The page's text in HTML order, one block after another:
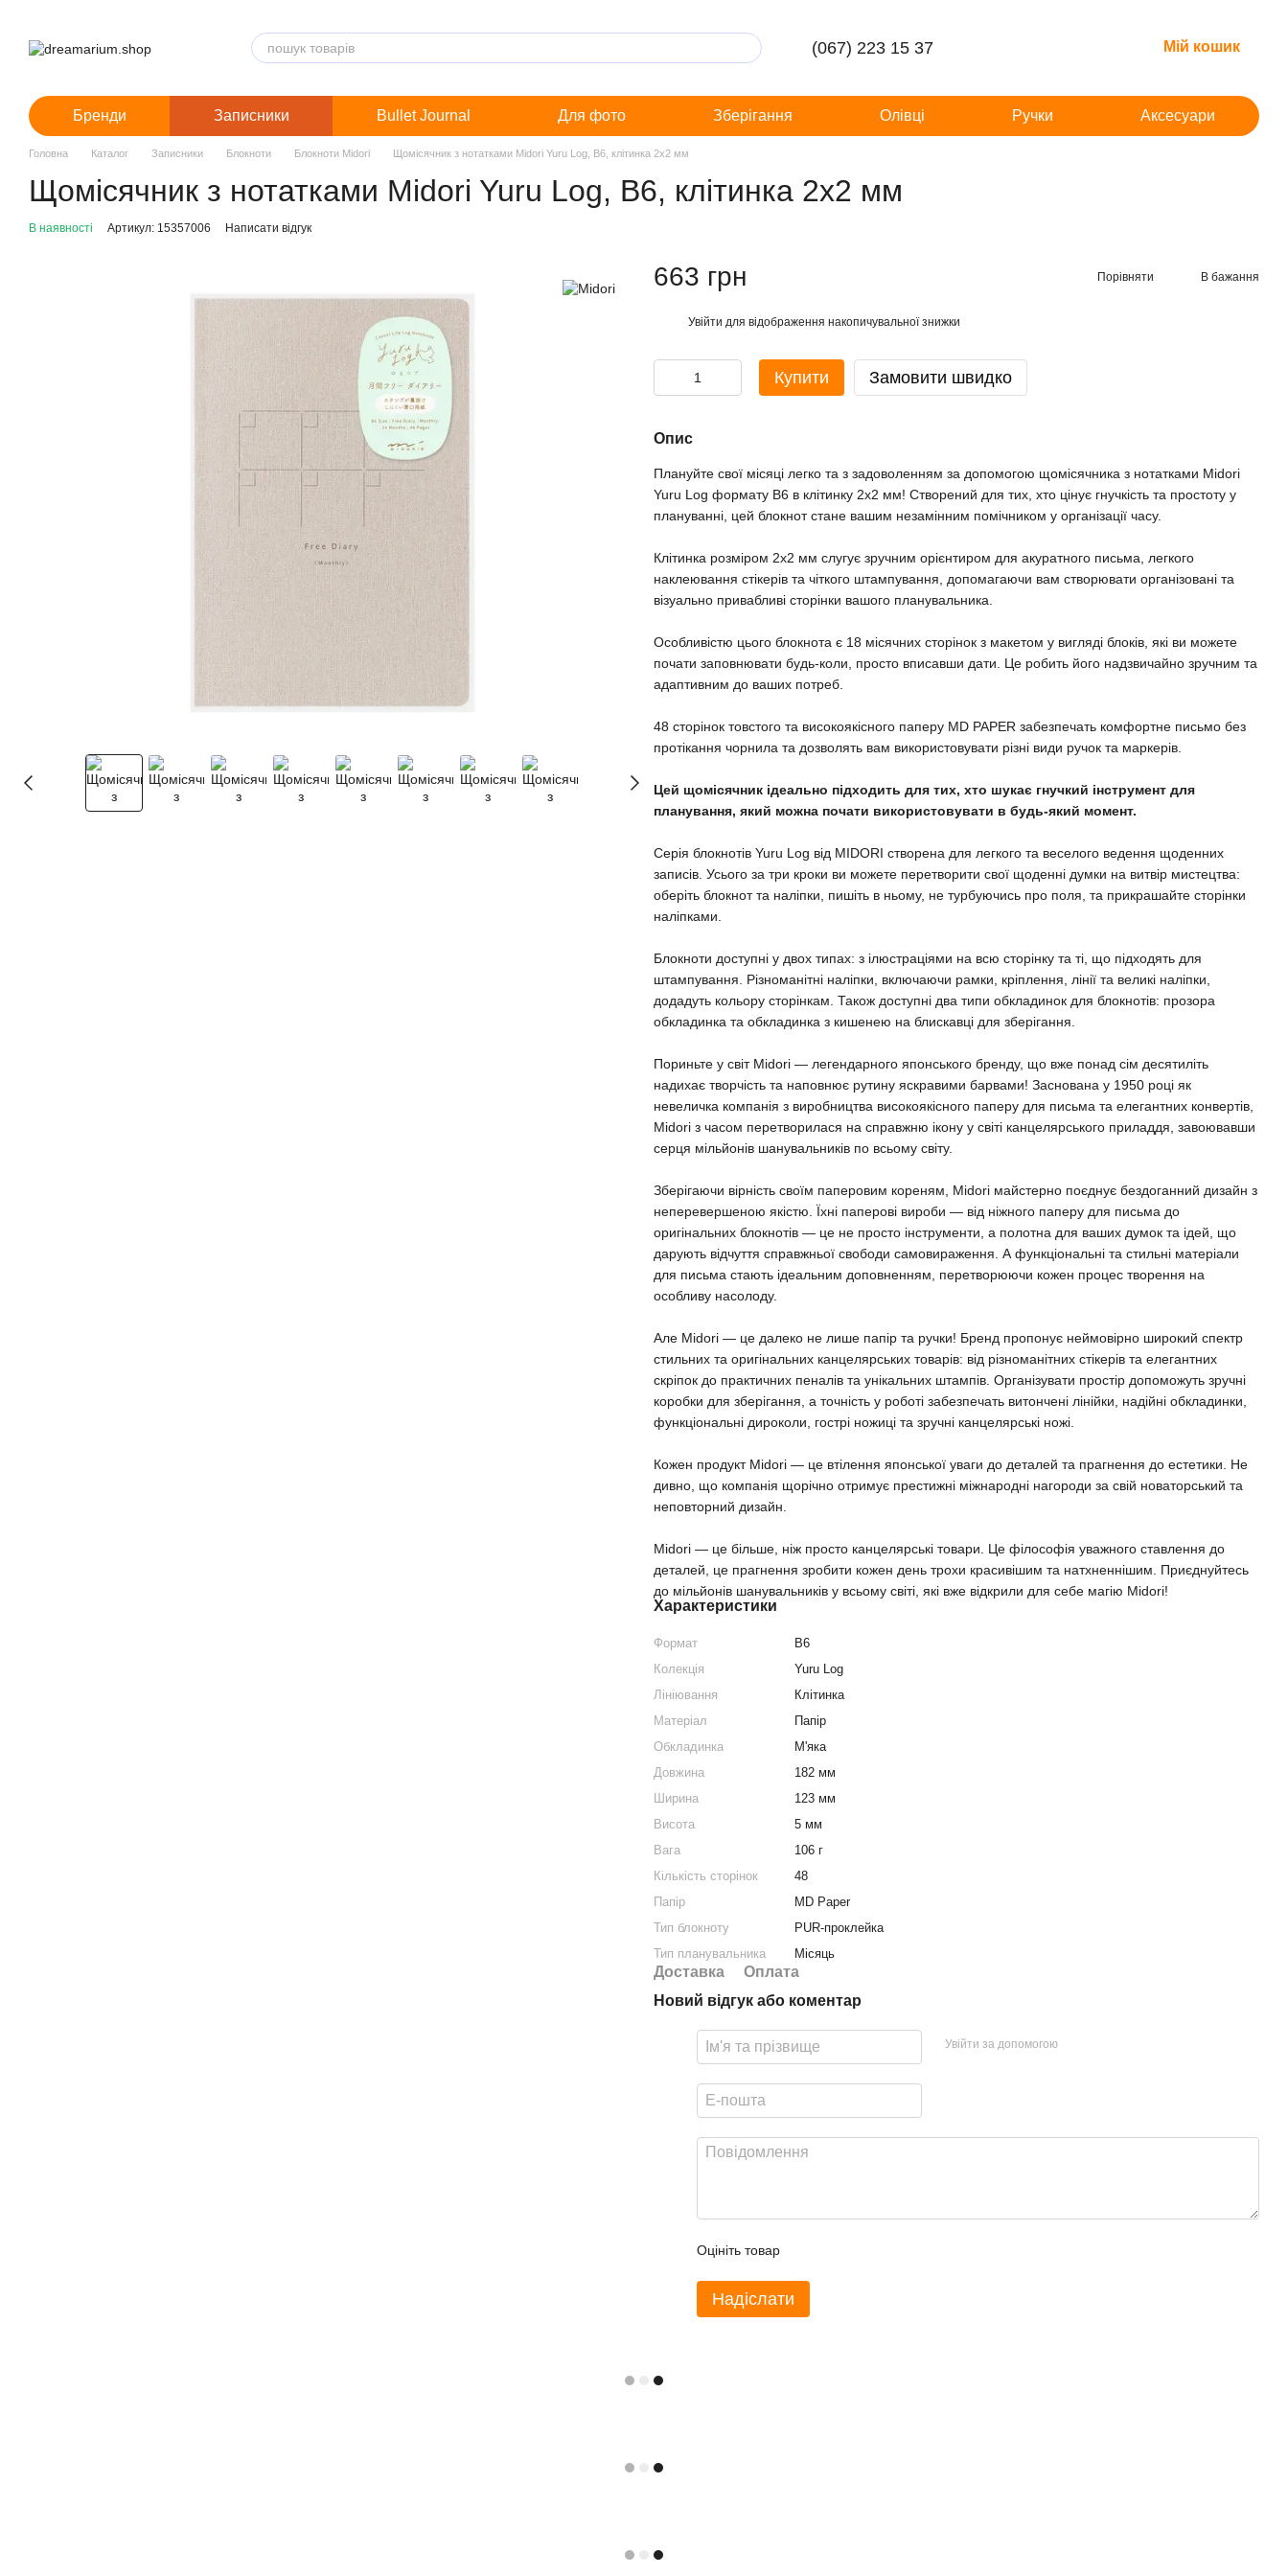
(067) 223 15 37 Мій кошик
Бренди Записники Bullet Journal Для фото Зберігання Олівці Ручки Аксесуари
Головна Каталог Записники Блокноти Блокноти Midori Щомісячник з нотатками Midori Yuru Log, B6, клітинка 2х2 мм
Щомісячник з нотатками Midori Yuru Log, B6, клітинка 2х2 мм
В наявності Артикул: 15357006 Написати відгук
663 грн Порівняти В бажання
Увійти для відображення накопичувальної знижки
Купити Замовити швидко
Опис
Плануйте свої місяці легко та з задоволенням за допомогою щомісячника з нотатками Midori
Yuru Log формату B6 в клітинку 2х2 мм! Створений для тих, хто цінує гнучкість та простоту у
плануванні, цей блокнот стане вашим незамінним помічником у організації часу.
Клітинка розміром 2х2 мм слугує зручним орієнтиром для акуратного письма, легкого
наклеювання стікерів та чіткого штампування, допомагаючи вам створювати організовані та
візуально привабливі сторінки вашого планувальника.
Особливістю цього блокнота є 18 місячних сторінок з макетом у вигляді блоків, які ви можете
почати заповнювати будь-коли, просто вписавши дати. Це робить його надзвичайно зручним та
адаптивним до ваших потреб.
48 сторінок товстого та високоякісного паперу MD PAPER забезпечать комфортне письмо без
протікання чорнила та дозволять вам використовувати різні види ручок та маркерів.
Цей щомісячник ідеально підходить для тих, хто шукає гнучкий інструмент для
планування, який можна почати використовувати в будь-який момент.
Серія блокнотів Yuru Log від MIDORI створена для легкого та веселого ведення щоденних
записів. Усього за три кроки ви можете перетворити свої щоденні думки на витвір мистецтва:
оберіть блокнот та наліпки, пишіть в ньому, не турбуючись про поля, та прикрашайте сторінки
наліпками.
Блокноти доступні у двох типах: з ілюстраціями на всю сторінку та ті, що підходять для
штампування. Різноманітні наліпки, включаючи рамки, кріплення, лінії та великі наліпки,
додадуть кольору сторінкам. Також доступні два типи обкладинок для блокнотів: прозора
обкладинка та обкладинка з кишенею на блискавці для зберігання.
Пориньте у світ Midori — легендарного японського бренду, що вже понад сім десятиліть
надихає творчість та наповнює рутину яскравими барвами! Заснована у 1950 році як
невеличка компанія з виробництва високоякісного паперу для письма та елегантних конвертів,
Midori з часом перетворилася на справжню ікону у світі канцелярського приладдя, завоювавши
серця мільйонів шанувальників по всьому світу.
Зберігаючи вірність своїм паперовим кореням, Midori майстерно поєднує бездоганний дизайн з
неперевершеною якістю. Їхні паперові вироби — від ніжного паперу для письма до
оригінальних блокнотів — це не просто інструменти, а полотна для ваших думок та ідей, що
дарують відчуття справжньої свободи самовираження. А функціональні та стильні матеріали
для письма стають ідеальним доповненням, перетворюючи кожен процес творення на
особливу насолоду.
Але Midori — це далеко не лише папір та ручки! Бренд пропонує неймовірно широкий спектр
стильних та оригінальних канцелярських товарів: від різноманітних стікерів та елегантних
скріпок до практичних пеналів та унікальних штампів. Організувати простір допоможуть зручні
коробки для зберігання, а точність у роботі забезпечать витончені лінійки, надійні обкладинки,
функціональні дироколи, гострі ножиці та зручні канцелярські ножі.
Кожен продукт Midori — це втілення японської уваги до деталей та прагнення до естетики. Не
дивно, що компанія щорічно отримує престижні міжнародні нагороди за свій новаторський та
неповторний дизайн.
Midori — це більше, ніж просто канцелярські товари. Це філософія уважного ставлення до
деталей, це прагнення зробити кожен день трохи красивішим та натхненнішим. Приєднуйтесь
до мільйонів шанувальників у всьому світі, які вже відкрили для себе магію Midori!
Характеристики
Формат
B6
Колекція
Yuru Log
Лініювання
Клітинка
Матеріал
Папір
Обкладинка
М'яка
Довжина
182 мм
Ширина
123 мм
Висота
5 мм
Вага
106 г
Кількість сторінок
48
Папір
MD Paper
Тип блокноту
PUR-проклейка
Тип планувальника
Місяць
Доставка
Оплата
Новий відгук або коментар
Увійти за допомогою
Оцініть товар
Надіслати